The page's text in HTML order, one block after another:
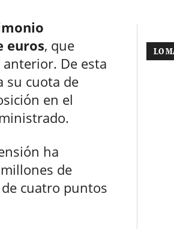
euros, que
De esta
su cuota de
en el
ha
de
cuatro puntos
LO